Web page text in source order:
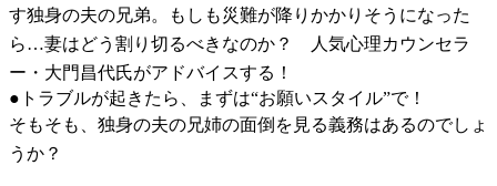
す独身の夫の兄弟。もしも災難が降りかかりそうになった
ら…妻はどう割り切るべきなのか？ 人気心理カウンセラ
ー・大門昌代氏がアドバイスする！
●トラブルが起きたら、まずは“お願いスタイル”で！
そもそも、独身の夫の兄姉の面倒を見る義務はあるのでしょ
うか？